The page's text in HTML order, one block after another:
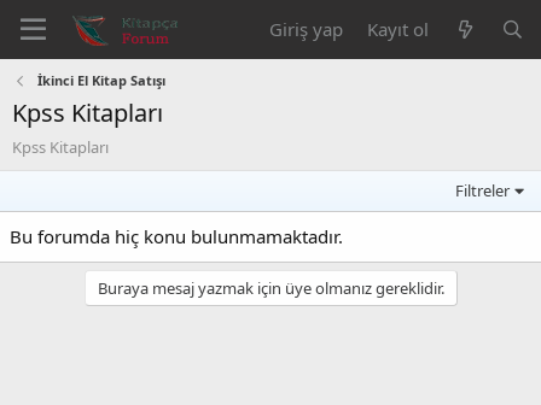
Giriş yap Kayıt ol
İkinci El Kitap Satışı
Kpss Kitapları
Kpss Kitapları
Filtreler
Bu forumda hiç konu bulunmamaktadır.
Buraya mesaj yazmak için üye olmanız gereklidir.